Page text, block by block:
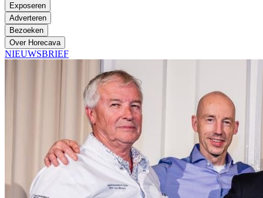
Exposeren
Adverteren
Bezoeken
Over Horecava
NIEUWSBRIEF